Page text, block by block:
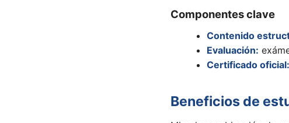
Componentes clave
Contenido
Evaluación:
Certificado oficial:
Beneficios de